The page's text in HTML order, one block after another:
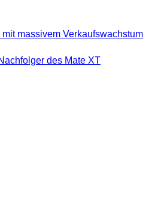
massivem Verkaufswachstum
des Mate XT